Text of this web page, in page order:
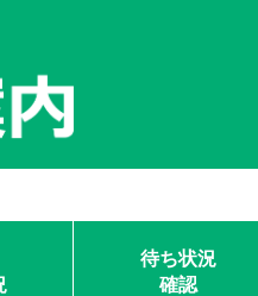
待ち状況
確認